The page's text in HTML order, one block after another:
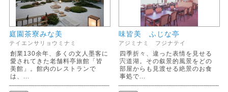
庭園茶寮みな美
テイエンサリョウミナミ
創業130余年、多くの文人墨客に
愛されてきた老舗料亭旅館「皆
美館」。館内のレストランで
は、...
味皆美 ふじな亭
アジミナミ フジナテイ
四季折々、違った表情を見せる
宍道湖。その叙景的風景をどの
部屋からも見渡せる絶景のお食
事処で...